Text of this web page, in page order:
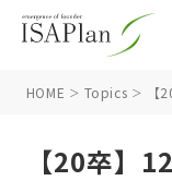
HOME Topics 【
【20卒】